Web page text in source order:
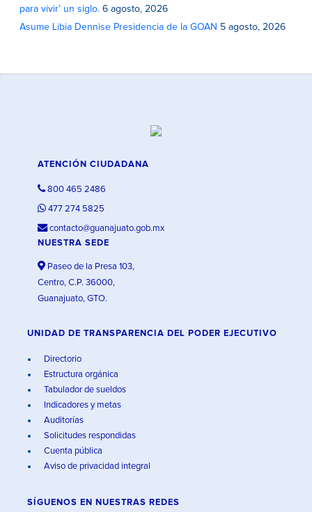
para vivir’ un siglo. 6 agosto, 2026
Asume Libia Dennise Presidencia de la GOAN 5 agosto, 2026
ATENCIÓN CIUDADANA
800 465 2486
477 274 5825
contacto@guanajuato.gob.mx
NUESTRA SEDE
Paseo de la Presa 103,
Centro, C.P. 36000,
Guanajuato, GTO.
UNIDAD DE TRANSPARENCIA DEL PODER EJECUTIVO
Directorio
Estructura orgánica
Tabulador de sueldos
Indicadores y metas
Auditorías
Solicitudes respondidas
Cuenta pública
Aviso de privacidad integral
SÍGUENOS EN NUESTRAS REDES